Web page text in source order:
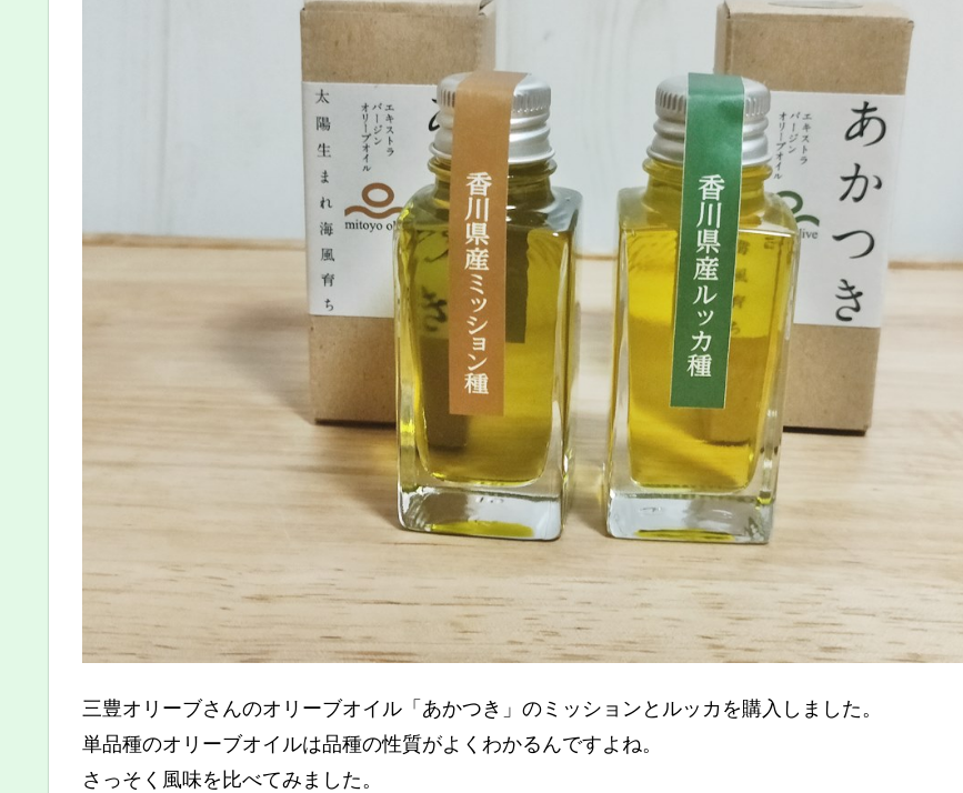
三豊オリーブさんのオリーブオイル「あかつき」のミッションとルッカを購入しました。
単品種のオリーブオイルは品種の性質がよくわかるんですよね。
さっそく風味を比べてみました。